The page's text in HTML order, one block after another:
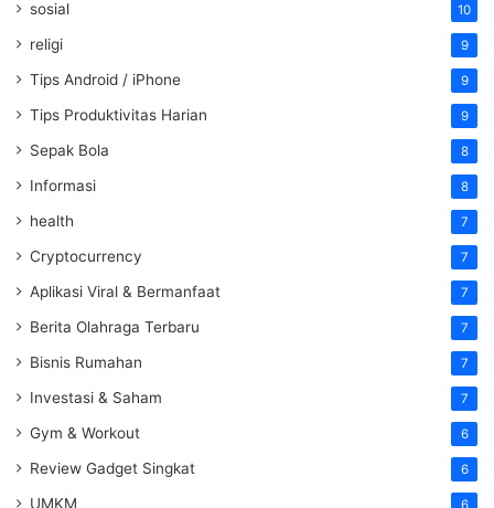
sosial 10
religi 9
Tips Android / iPhone 9
Tips Produktivitas Harian 9
Sepak Bola 8
Informasi 8
health 7
Cryptocurrency 7
Aplikasi Viral & Bermanfaat 7
Berita Olahraga Terbaru 7
Bisnis Rumahan 7
Investasi & Saham 7
Gym & Workout 6
Review Gadget Singkat 6
UMKM 6